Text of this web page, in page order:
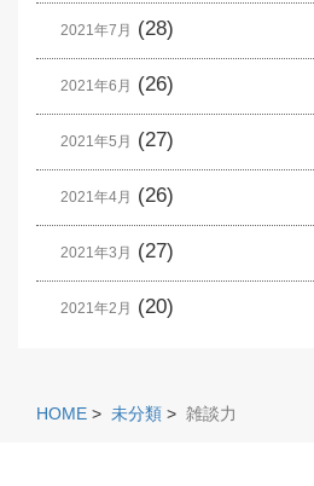
2021年7月 (28)
2021年6月 (26)
2021年5月 (27)
2021年4月 (26)
2021年3月 (27)
2021年2月 (20)
HOME > 未分類 > 雑談力